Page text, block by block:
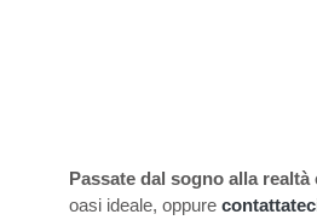
Passate dal sogno alla
oasi ideale, oppure